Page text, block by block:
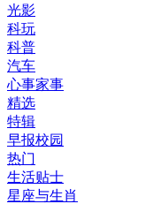
光影
科玩
科普
汽车
心事家事
精选
特辑
早报校园
热门
生活贴士
星座与生肖